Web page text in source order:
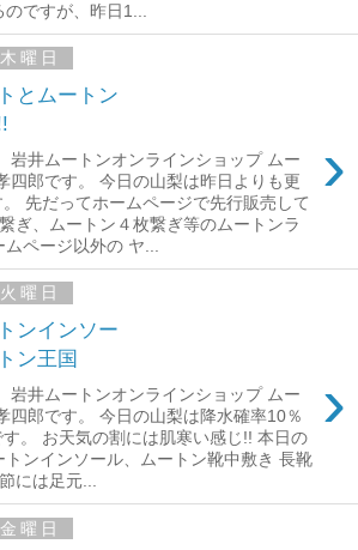
ですが、昨日1...
曜日
とムートン
›
岩井ムートンオンラインショップ ムー
四郎です。 今日の山梨は昨日よりも更
先だってホームページで先行販売して
ぎ、ムートン４枚繋ぎ等のムートンラ
ページ以外の ヤ...
曜日
ンインソー
ン王国
›
岩井ムートンオンラインショップ ムー
四郎です。 今日の山梨は降水確率10％
。 お天気の割には肌寒い感じ!! 本日の
ンインソール、ムートン靴中敷き 長靴
には足元...
曜日